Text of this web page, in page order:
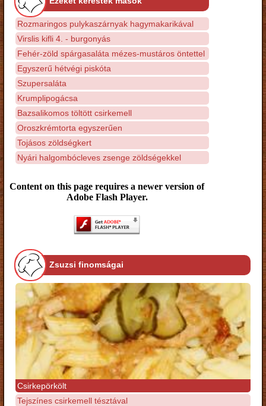
Rozmaringos pulykaszárnyak hagymakarikával
Virslis kifli 4. - burgonyás
Fehér-zöld spárgasaláta mézes-mustáros öntettel
Egyszerű hétvégi piskóta
Szupersaláta
Krumplipogácsa
Bazsalikomos töltött csirkemell
Oroszkrémtorta egyszerűen
Tojásos zöldségkert
Nyári halgombócleves zsenge zöldségekkel
Content on this page requires a newer version of
Adobe Flash Player.
Zsuzsi finomságai
Csirkepörkölt
Tejszínes csirkemell tésztával